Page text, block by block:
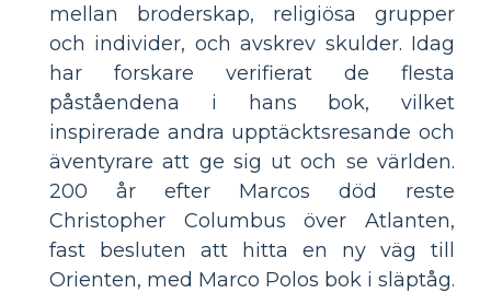
mellan broderskap, religiösa grupper
och individer, och avskrev skulder. Idag
har forskare verifierat de flesta
påståendena i hans bok, vilket
inspirerade andra upptäcktsresande och
äventyrare att ge sig ut och se världen.
200 år efter Marcos död reste
Christopher Columbus över Atlanten,
fast besluten att hitta en ny väg till
Orienten, med Marco Polos bok i släptåg.